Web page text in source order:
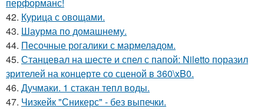
42. Курица с овощами.
43. Шаурма по домашнему.
44. Песочные рогалики с мармеладом.
45. Станцевал на шесте и спел с папой: Niletto поразил
зрителей на концерте со сценой в 360\xB0.
46. Дучмаки. 1 стакан тепл воды.
47. Чизкейк "Сникерс" - без выпечки.